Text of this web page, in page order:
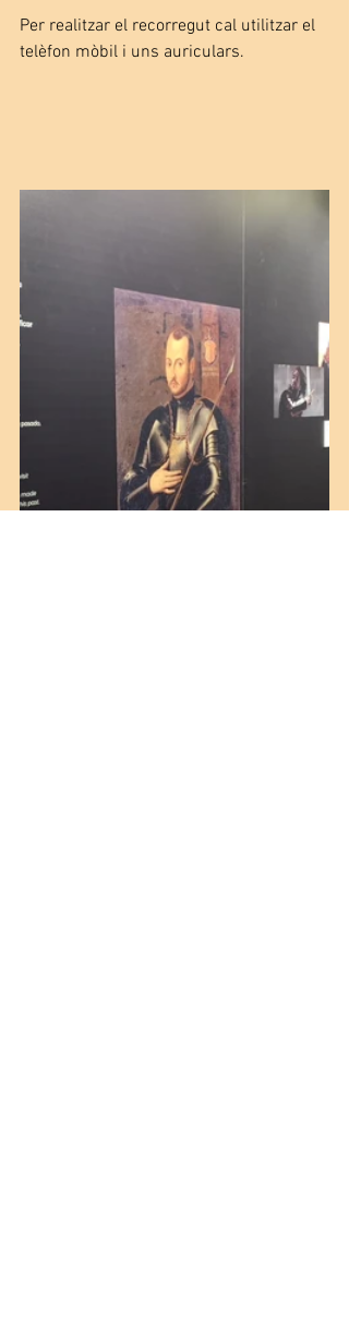
Per realitzar el recorregut cal utilitzar el
telèfon mòbil i uns auriculars.